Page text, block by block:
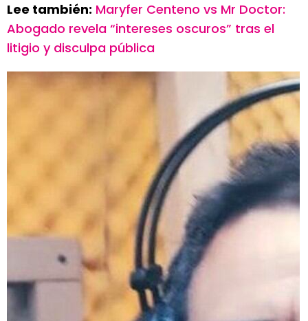
Lee también: Maryfer Centeno vs Mr Doctor:
Abogado revela “intereses oscuros” tras el
litigio y disculpa pública